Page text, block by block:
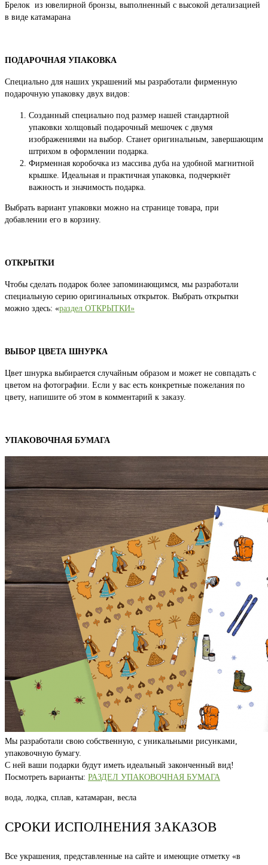
Брелок из ювелирной бронзы, выполненный с высокой детализацией
в виде катамарана
ПОДАРОЧНАЯ УПАКОВКА
Специально для наших украшений мы разработали фирменную
подарочную упаковку двух видов:
Созданный специально под размер нашей стандартной
упаковки холщовый подарочный мешочек с двумя
изображениями на выбор. Станет оригинальным, завершающим
штрихом в оформлении подарка.
Фирменная коробочка из массива дуба на удобной магнитной
крышке. Идеальная и практичная упаковка, подчеркнёт
важность и значимость подарка.
Выбрать вариант упаковки можно на странице товара, при
добавлении его в корзину.
ОТКРЫТКИ
Чтобы сделать подарок более запоминающимся, мы разработали
специальную серию оригинальных открыток. Выбрать открытки
можно здесь: «раздел ОТКРЫТКИ»
ВЫБОР ЦВЕТА ШНУРКА
Цвет шнурка выбирается случайным образом и может не совпадать с
цветом на фотографии. Если у вас есть конкретные пожелания по
цвету, напишите об этом в комментарий к заказу.
УПАКОВОЧНАЯ БУМАГА
Мы разработали свою собственную, с уникальными рисунками,
упаковочную бумагу.
С ней ваши подарки будут иметь идеальный законченный вид!
Посмотреть варианты: РАЗДЕЛ УПАКОВОЧНАЯ БУМАГА
вода, лодка, сплав, катамаран, весла
СРОКИ ИСПОЛНЕНИЯ ЗАКАЗОВ
Все украшения, представленные на сайте и имеющие отметку «в